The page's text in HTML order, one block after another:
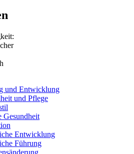
und Entwicklung
und Pflege
Gesundheit
Entwicklung
Führung